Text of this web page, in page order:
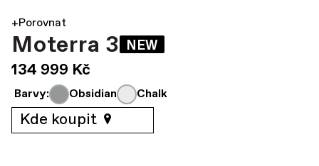
+Porovnat
Moterra 3 NEW
134 999 Kč
Barvy: Obsidian Chalk
Kde koupit